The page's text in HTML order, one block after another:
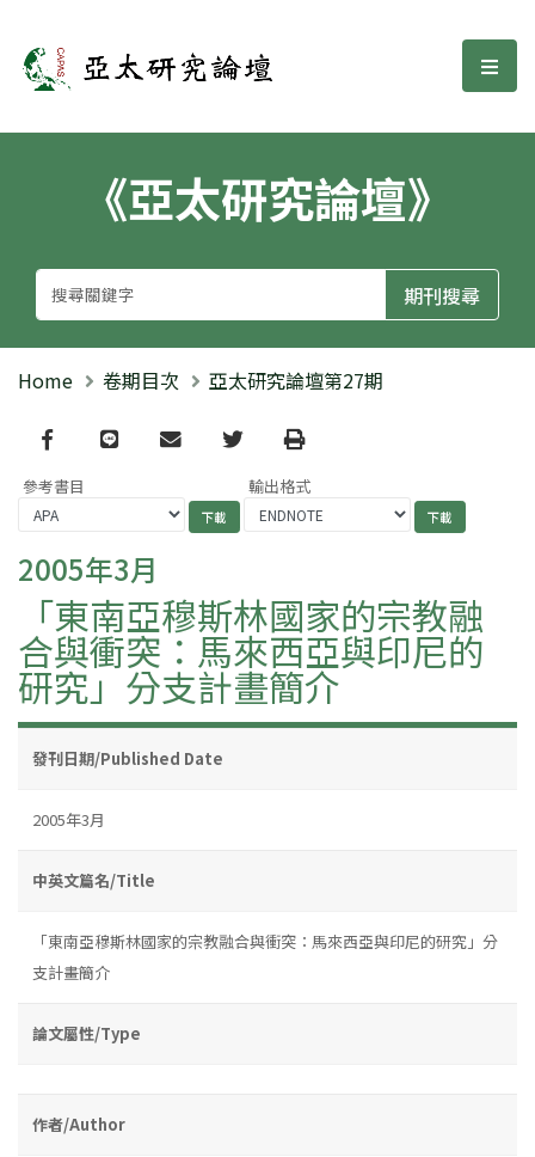
亞太研究論壇 選
《亞太研究論壇》
Home 卷期目次 亞太研究論壇第27期
Facebook
line email TwitterPrint
參考書目 輸出格式
2005年3月
「東南亞穆斯林國家的宗教融
合與衝突：馬來西亞與印尼的
研究」分支計畫簡介
發刊日期/Published Date
2005年3月
中英文篇名/Title
「東南亞穆斯林國家的宗教融合與衝突：馬來西亞與印尼的研究」分
支計畫簡介
論文屬性/Type
作者/Author